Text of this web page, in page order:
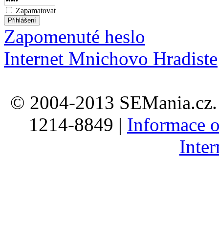
Zapamatovat
Zapomenuté heslo
Internet Mnichovo Hradiste
© 2004-2013
1214-8849 | Informace